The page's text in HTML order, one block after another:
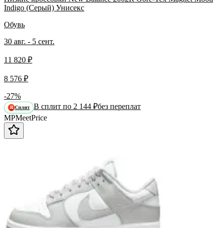
Indigo (Серый) Унисекс
Обувь
30 авг. - 5 сент.
11 820 ₽
8 576 ₽
-27%
Я Сплит В сплит по 2 144 ₽без переплат
MPMeetPrice